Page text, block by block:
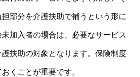
部分を介護扶助で補うという形に
加入者の場合は、必要なサービス
扶助の対象となります。保険制度
くことが重要です。